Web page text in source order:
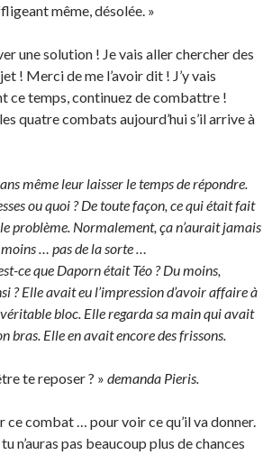
même, désolée. »
une solution ! Je vais aller chercher des
! Merci de me l’avoir dit ! J’y vais
ce temps, continuez de combattre !
quatre combats aujourd’hui s’il arrive à
même leur laisser le temps de répondre.
ou quoi ? De toute façon, ce qui était fait
problème. Normalement, ça n’aurait jamais
… pas de la sorte …
ce que Daporn était Téo ? Du moins,
? Elle avait eu l’impression d’avoir affaire à
bloc. Elle regarda sa main qui avait
bras. Elle en avait encore des frissons.
te reposer ? » demanda Pieris.
ce combat … pour voir ce qu’il va donner.
n’auras pas beaucoup plus de chances